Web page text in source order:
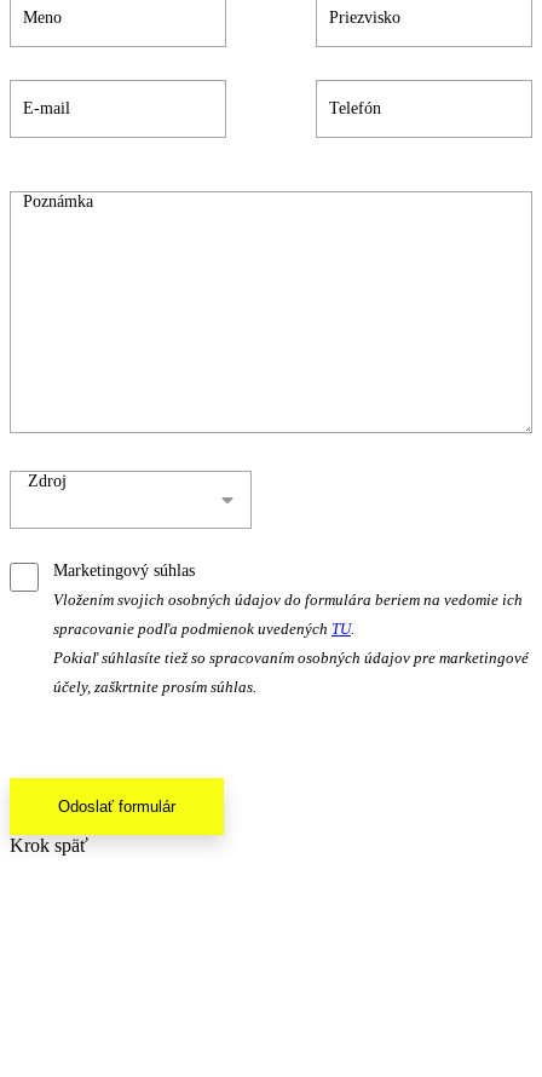
Zdroj
Marketingový súhlas
Vložením svojich osobných údajov do formulára beriem na vedomie ich
spracovanie podľa podmienok uvedených TU.
Pokiaľ súhlasíte tiež so spracovaním osobných údajov pre marketingové
účely, zaškrtnite prosím súhlas.
Odoslať formulár
Krok späť